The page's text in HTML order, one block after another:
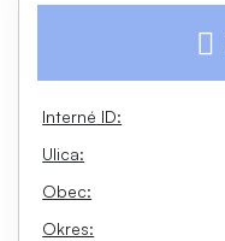
Interné ID:
Ulica:
Obec:
Okres: